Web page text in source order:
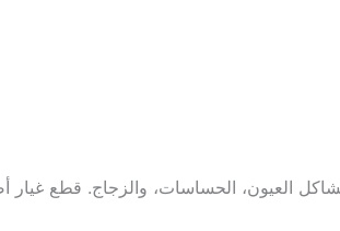
العيون، الحساسات، والزجاج. قطع غيار